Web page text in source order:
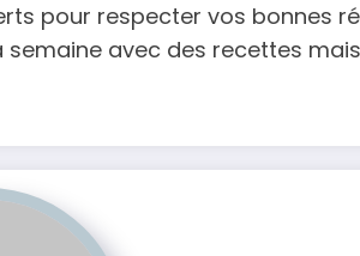
pour respecter vos bonnes
semaine avec des recettes